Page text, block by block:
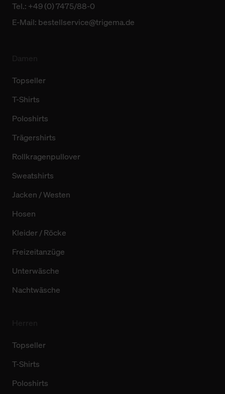
Tel.: +49 (0) 7475/88-0
E-Mail: bestellservice@trigema.de
Topseller
T-Shirts
Poloshirts
Trägershirts
Rollkragenpullover
Sweatshirts
Jacken / Westen
Hosen
Kleider / Röcke
Freizeitanzüge
Unterwäsche
Nachtwäsche
Topseller
T-Shirts
Poloshirts